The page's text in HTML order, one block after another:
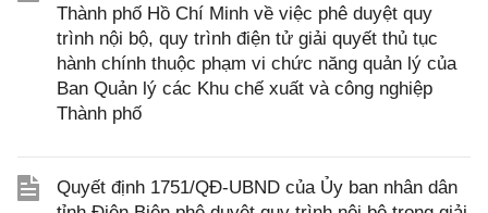
Thành phố Hồ Chí Minh về việc phê duyệt quy
trình nội bộ, quy trình điện tử giải quyết thủ tục
hành chính thuộc phạm vi chức năng quản lý của
Ban Quản lý các Khu chế xuất và công nghiệp
Thành phố
Quyết định 1751/QĐ-UBND của Ủy ban nhân dân